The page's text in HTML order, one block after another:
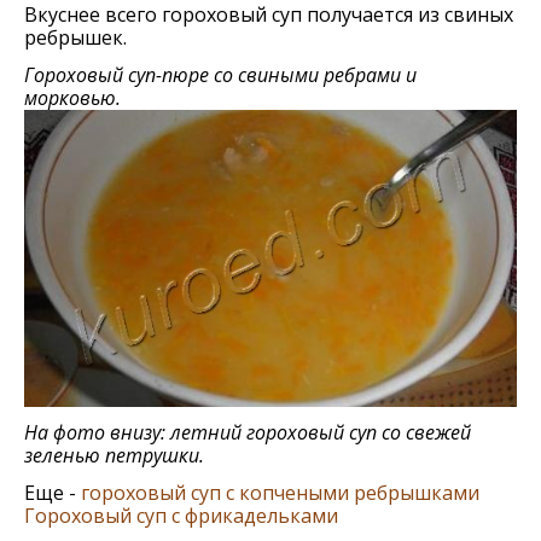
Вкуснее всего гороховый суп получается из свиных
ребрышек.
Гороховый суп-пюре со свиными ребрами и
морковью.
На фото внизу: летний гороховый суп со свежей
зеленью петрушки.
Еще - гороховый суп с копчеными ребрышками
Гороховый суп с фрикадельками